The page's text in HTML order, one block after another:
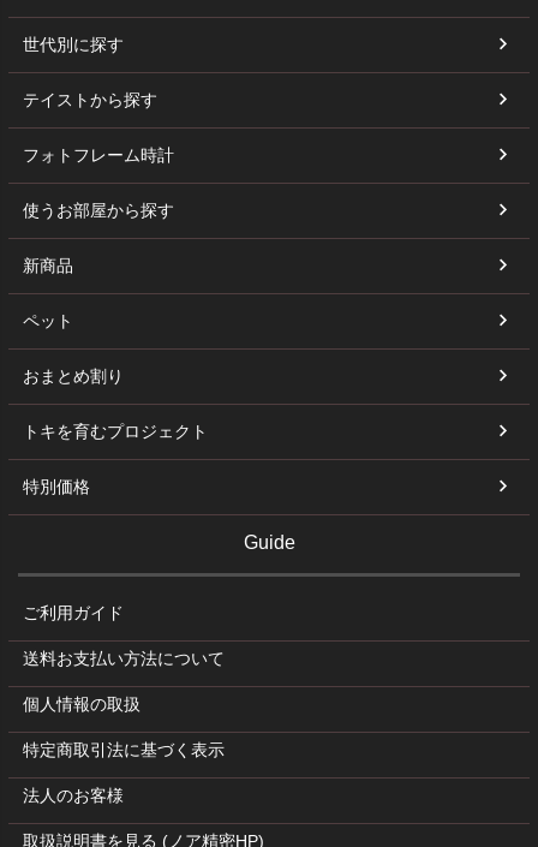
世代別に探す
テイストから探す
フォトフレーム時計
使うお部屋から探す
新商品
ペット
おまとめ割り
トキを育むプロジェクト
特別価格
Guide
ご利用ガイド
送料お支払い方法について
個人情報の取扱
特定商取引法に基づく表示
法人のお客様
取扱説明書を見る (ノア精密HP)